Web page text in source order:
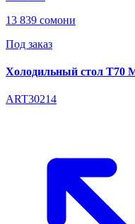
13 839 сомони
Под заказ
Холодильный стол T70
ART30214